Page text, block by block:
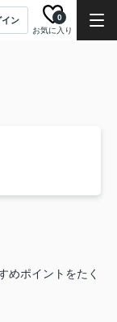
イン
お気に入り
0
めポイントをたく